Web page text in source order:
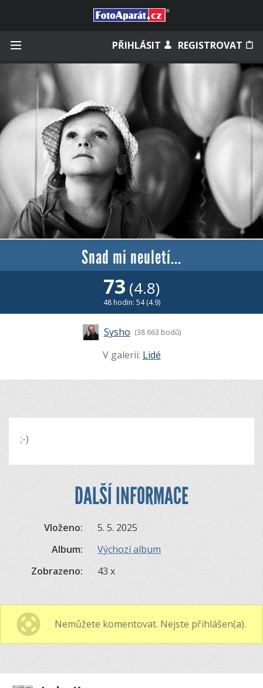
PŘIHLÁSIT REGISTROVAT
Zapamatovat
Zapomněli jste heslo?
Měli jste účet na starém webu?
Snad mi neuletí...
73 (4.8)
48 hodin: 54 (4.9)
Sysho (38 663 bodů)
V galerii: Lidé
;-)
DALŠÍ INFORMACE
Vloženo:
5. 5. 2025
Album:
Výchozí album
Zobrazeno:
43 x
Nemůžete komentovat. Nejste přihlášen(a).